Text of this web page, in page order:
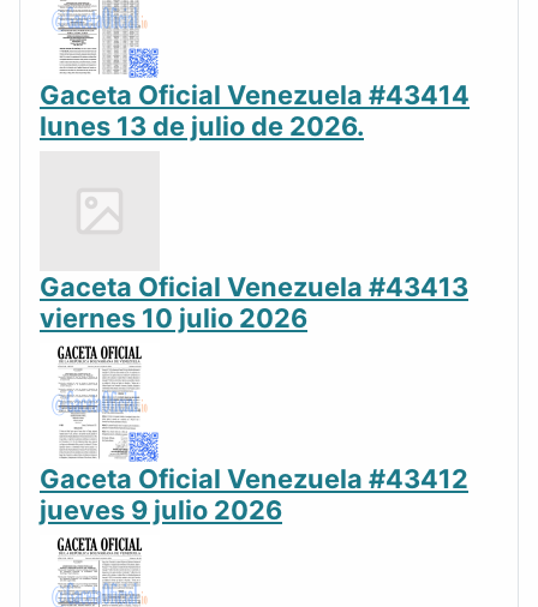
Gaceta Oficial Venezuela #43414
lunes 13 de julio de 2026.
Gaceta Oficial Venezuela #43413
viernes 10 julio 2026
Gaceta Oficial Venezuela #43412
jueves 9 julio 2026